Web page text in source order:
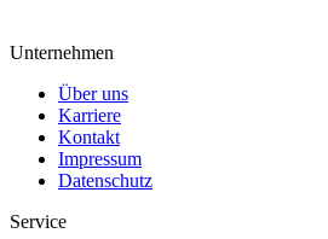
Unternehmen
Über uns
Karriere
Kontakt
Impressum
Datenschutz
Service